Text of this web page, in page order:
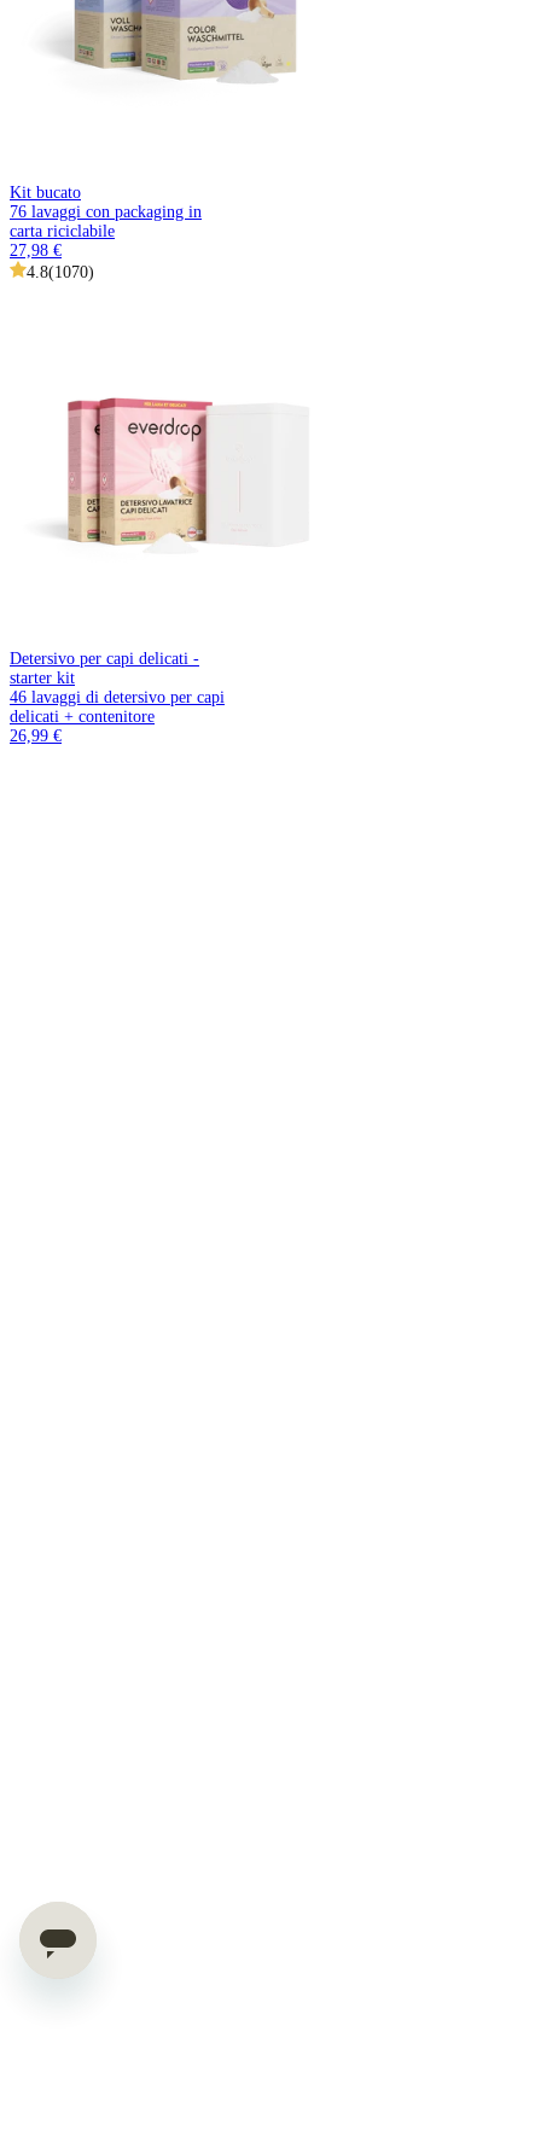
Kit bucato
76 lavaggi con packaging in
carta riciclabile
27,98 €
4.8(1070)
Detersivo per capi delicati -
starter kit
46 lavaggi di detersivo per capi
delicati + contenitore
26,99 €